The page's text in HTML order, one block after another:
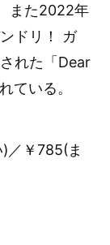
また2022年
ドリ！ ガ
れた「Dear
ている。
／￥785(ま